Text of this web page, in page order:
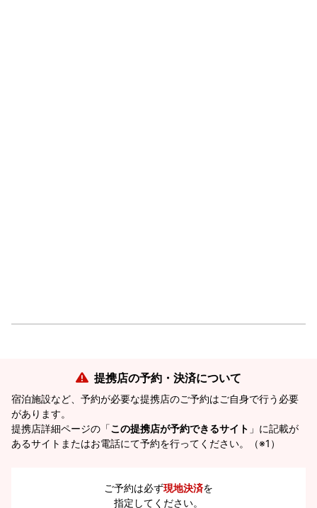
提携店の予約・決済について
宿泊施設など、予約が必要な提携店のご予約はご自身で行う必要
があります。
提携店詳細ページの「この提携店が予約できるサイト 」に記載が
あるサイトまたはお電話にて予約を行ってください。（※1）
ご予約は必ず現地決済を
指定してください。